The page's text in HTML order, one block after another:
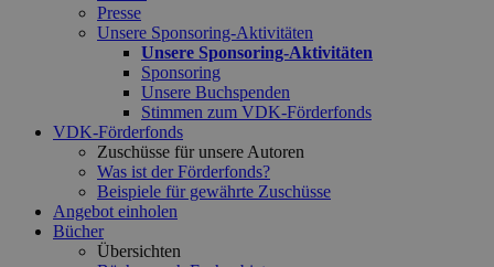
Presse
Unsere Sponsoring-Aktivitäten
Unsere Sponsoring-Aktivitäten
Sponsoring
Unsere Buchspenden
Stimmen zum VDK-Förderfonds
VDK-Förderfonds
Zuschüsse für unsere Autoren
Was ist der Förderfonds?
Beispiele für gewährte Zuschüsse
Angebot einholen
Bücher
Übersichten